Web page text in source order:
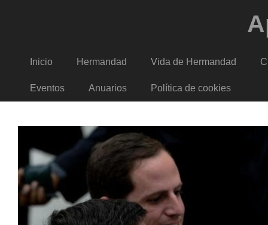
Inicio Hermandad Vida de Hermandad
Eventos Anuarios Política de cookies